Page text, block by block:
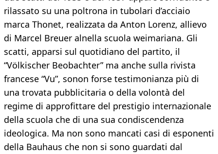
rilassato su una poltrona in tubolari d’acciaio
marca Thonet, realizzata da Anton Lorenz, allievo
di Marcel Breuer alnella scuola weimariana. Gli
scatti, apparsi sul quotidiano del partito, il
“Völkischer Beobachter” ma anche sulla rivista
francese “Vu”, sonon forse testimonianza più di
una trovata pubblicitaria o della volontà del
regime di approfittare del prestigio internazionale
della scuola che di una sua condiscendenza
ideologica. Ma non sono mancati casi di esponenti
della Bauhaus che non si sono guardati dal